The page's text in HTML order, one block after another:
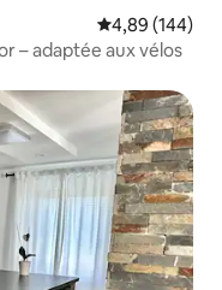
Évaluation
4,89 (144)
– adaptée aux vélos